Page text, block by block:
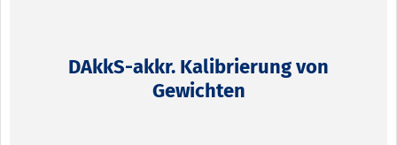
DAkkS-akkr. Kalibrierung von
Gewichten